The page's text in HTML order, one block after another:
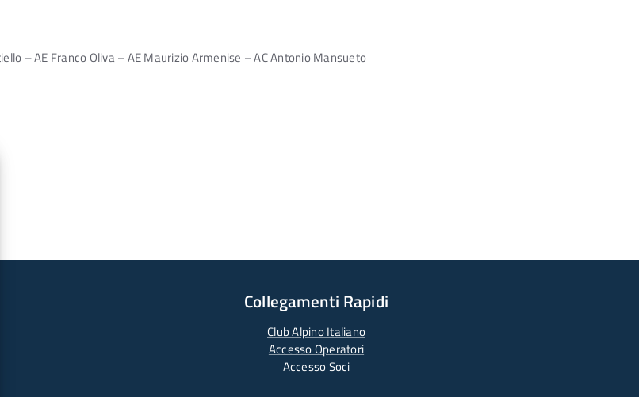
– AE Franco Oliva – AE Maurizio Armenise – AC Antonio Mansueto
Collegamenti Rapidi
Club Alpino Italiano
Accesso Operatori
Accesso Soci